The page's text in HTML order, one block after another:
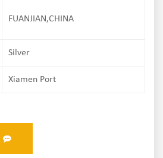
FUANJIAN,CHINA
Silver
Xiamen Port